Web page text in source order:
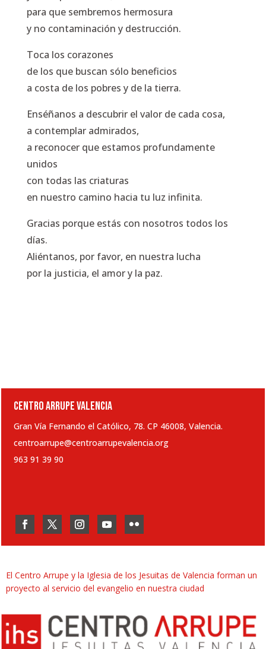
para que sembremos hermosura
y no contaminación y destrucción.
Toca los corazones
de los que buscan sólo beneficios
a costa de los pobres y de la tierra.
Enséñanos a descubrir el valor de cada cosa,
a contemplar admirados,
a reconocer que estamos profundamente
unidos
con todas las criaturas
en nuestro camino hacia tu luz infinita.
Gracias porque estás con nosotros todos los
días.
Aliéntanos, por favor, en nuestra lucha
por la justicia, el amor y la paz.
CENTRO ARRUPE VALENCIA
Gran Vía Fernando el Católico, 78. CP 46008, Valencia.
centroarrupe@centroarrupevalencia.org
963 91 39 90
El Centro Arrupe y la Iglesia de los Jesuitas de Valencia forman un
proyecto al servicio del evangelio en nuestra ciudad